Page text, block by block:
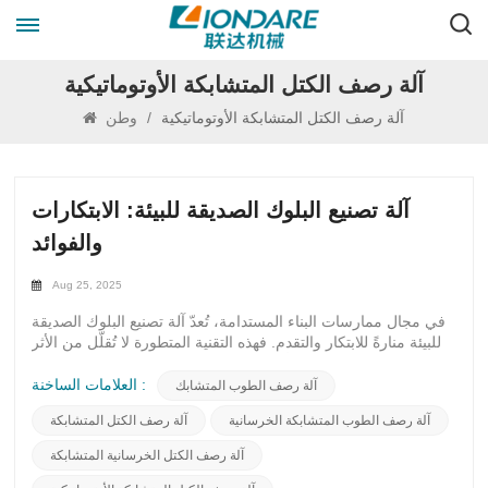
آلة رصف الكتل المتشابكة الأوتوماتيكية
/ آلة رصف الكتل المتشابكة الأوتوماتيكية
آلة تصنيع البلوك الصديقة للبيئة: الابتكارات
والفوائد
Aug 25, 2025
في مجال ممارسات البناء المستدامة، تُعدّ آلة تصنيع البلوك الصديقة
للبيئة منارةً للابتكار والتقدم. فهذه التقنية المتطورة لا تُقلّل من الأثر
آلة تصنيع البلوك الصديقة للبيئة نقلة نوعية في قطاع البناء، إذ تُقدم
وعمليات موفرة للطاقة، تُجسد هذه الآلة مبادئ التصميم المُراعي
للبيئة.إلى جانب فوائدها البيئية، تتميز آلة تصنيع البلوك الصديقة للبيئة
بمجموعة من المزايا العملية. فكفاءتها ودقتها في إنتاج بلوك عالي
العلامات الساخنة : آلة رصف الطوب المتشابك
آلة رصف الكتل المتشابكة آلة رصف الطوب المتشابكة الخرسانية
آلة رصف الكتل الخرسانية المتشابكة